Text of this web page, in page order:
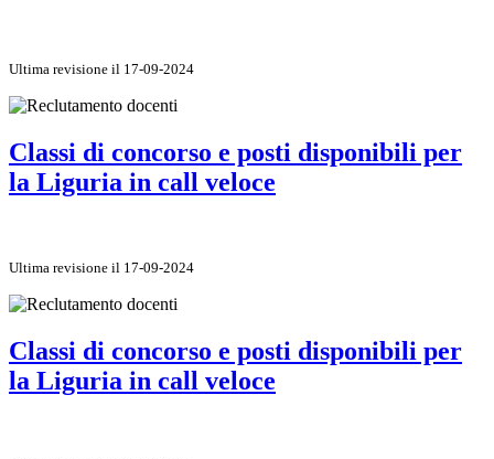
Ultima revisione il 17-09-2024
Classi di concorso e posti disponibili per
la Liguria in call veloce
Ultima revisione il 17-09-2024
Classi di concorso e posti disponibili per
la Liguria in call veloce